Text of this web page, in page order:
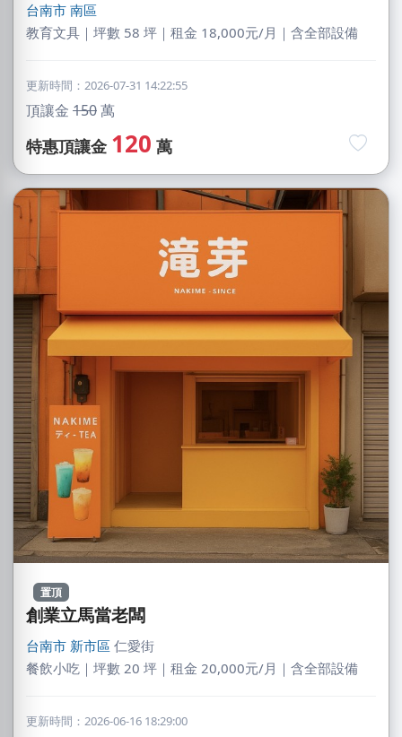
台南市 南區
教育文具｜坪數 58 坪｜租金 18,000元/月｜含全部設備
更新時間：2026-07-31 14:22:55
頂讓金 150萬
特惠頂讓金 120 萬
置頂
創業立馬當老闆
台南市 新市區 仁愛街
餐飲小吃｜坪數 20 坪｜租金 20,000元/月｜含全部設備
更新時間：2026-06-16 18:29:00